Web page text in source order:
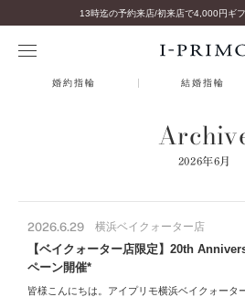
婚約指輪 結婚指輪
2026年6月
2026.6.29 横浜ベイクォーター店
【ベイクォーター店限定】20th
ペーン開催*
皆様こんにちは。アイプリモ横浜ベイクォータ